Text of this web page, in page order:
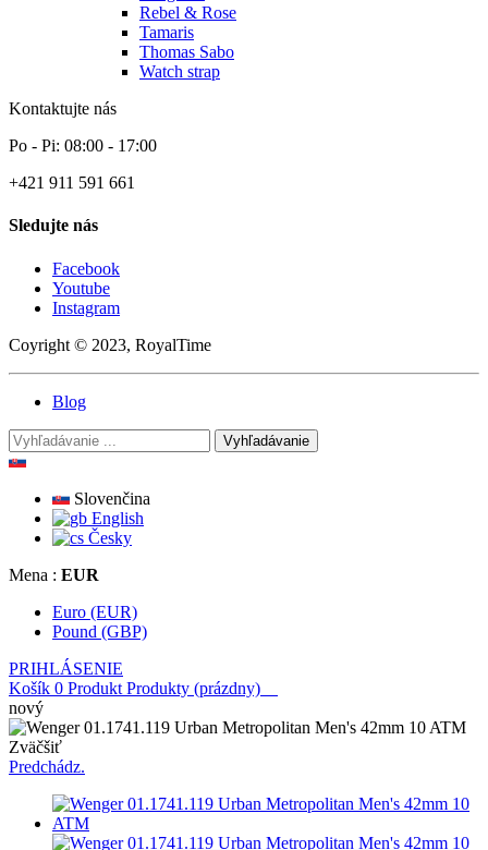
Rebel & Rose
Tamaris
Thomas Sabo
Watch strap
Kontaktujte nás
Po - Pi: 08:00 - 17:00
+421 911 591 661
Sledujte nás
Facebook
Youtube
Instagram
Coyright © 2023, RoyalTime
Blog
Vyhľadávanie
Slovenčina
English
Česky
Mena : EUR
Euro (EUR)
Pound (GBP)
PRIHLÁSENIE
Košík 0 Produkt Produkty (prázdny)
nový
Zväčšiť
Predchádz.